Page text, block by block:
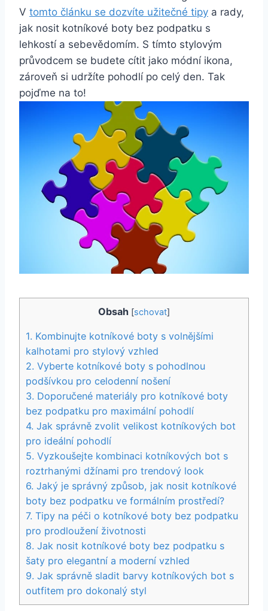
V⁤ tomto​ článku se dozvíte užitečné tipy a rady,​
jak nosit kotníkové boty⁣ bez ‌podpatku s
⁢lehkostí a sebevědomím. S⁢ tímto ⁤stylovým
průvodcem se budete cítit jako módní ikona,
‍zároveň si udržíte pohodlí po‍ celý den. Tak​
pojďme na to!
Obsah [schovat]
1. Kombinujte kotníkové boty s volnějšími
kalhotami pro stylový vzhled
2. Vyberte kotníkové boty s pohodlnou
podšívkou pro celodenní ‌nošení
3. Doporučené materiály pro kotníkové boty
bez podpatku pro maximální pohodlí
4.⁣ Jak správně‍ zvolit⁣ velikost kotníkových bot
⁢pro ideální⁣ pohodlí
5.‌ Vyzkoušejte ​kombinaci kotníkových ⁤bot s ​
roztrhanými ‌džínami pro trendový look
6.⁤ Jaký je správný způsob, jak nosit kotníkové
boty bez ⁢podpatku ve formálním ‌prostředí?
7. Tipy na péči ‌o kotníkové boty bez podpatku
pro prodloužení ⁢životnosti
8.‌ Jak nosit kotníkové​ boty bez ⁢podpatku ‌s
šaty pro elegantní ⁢a moderní ⁣vzhled
9. Jak ‍správně sladit ⁢barvy kotníkových bot​ s‍
outfitem ‌pro dokonalý styl